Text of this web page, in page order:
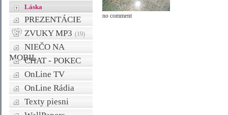
Láska
PREZENTÁCIE
(65) ZVUKY MP3 (19)
NIEČO NA
MOBILCHAT - POKEC
OnLine TV
OnLine Rádia
Texty piesni
no comment